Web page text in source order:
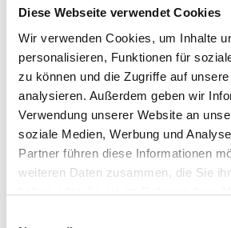
Diese Webseite verwendet Cookies
Wir verwenden Cookies, um Inhalte
personalisieren, Funktionen für
zu können und die Zugriffe auf
analysieren. Außerdem geben wir
Verwendung unserer Website an
soziale Medien, Werbung und
Partner führen diese Informationen
weiteren Daten zusammen, die Sie
haben oder die sie im Rahmen Ihrer
deiner individuellen
anstatt eine
Der Prozess des
Schreibens kann ohne
Wissen eine große
darstellen. Jedoch,
denTechniken und
Kurses, wird die